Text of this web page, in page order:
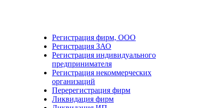
Регистрация фирм, ООО
Регистрация ЗАО
Регистрация индивидуального
предпринимателя
Регистрация некоммерческих
организаций
Перерегистрация фирм
Ликвидация фирм